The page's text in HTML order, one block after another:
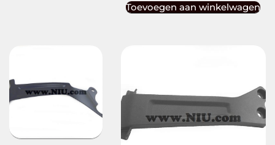
Toevoegen aan winkelwagen